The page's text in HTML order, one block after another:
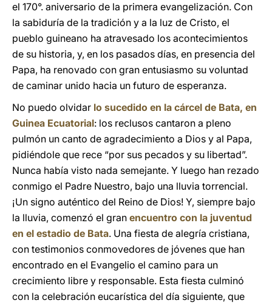
el 170°. aniversario de la primera evangelización. Con
la sabiduría de la tradición y a la luz de Cristo, el
pueblo guineano ha atravesado los acontecimientos
de su historia, y, en los pasados días, en presencia del
Papa, ha renovado con gran entusiasmo su voluntad
de caminar unido hacia un futuro de esperanza.
No puedo olvidar lo sucedido en la cárcel de Bata, en
Guinea Ecuatorial: los reclusos cantaron a pleno
pulmón un canto de agradecimiento a Dios y al Papa,
pidiéndole que rece “por sus pecados y su libertad”.
Nunca había visto nada semejante. Y luego han rezado
conmigo el Padre Nuestro, bajo una lluvia torrencial.
¡Un signo auténtico del Reino de Dios! Y, siempre bajo
la lluvia, comenzó el gran encuentro con la juventud
en el estadio de Bata. Una fiesta de alegría cristiana,
con testimonios conmovedores de jóvenes que han
encontrado en el Evangelio el camino para un
crecimiento libre y responsable. Esta fiesta culminó
con la celebración eucarística del día siguiente, que